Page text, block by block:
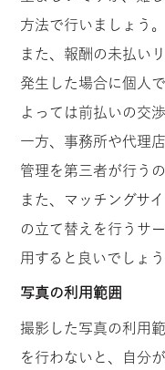
方法で行いましょう。
また、報酬の未払い
発生した場合に個人
よっては前払いの交
一方、事務所や代理
管理を第三者が行う
また、マッチングサ
の立て替えを行うサ
用すると良いでしょう
写真の利用範囲
撮影した写真の利用
を行わないと、自分